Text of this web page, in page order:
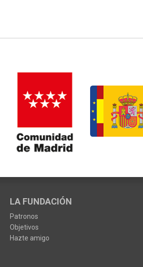
LA FUNDACIÓN
Patronos
Objetivos
Hazte amigo